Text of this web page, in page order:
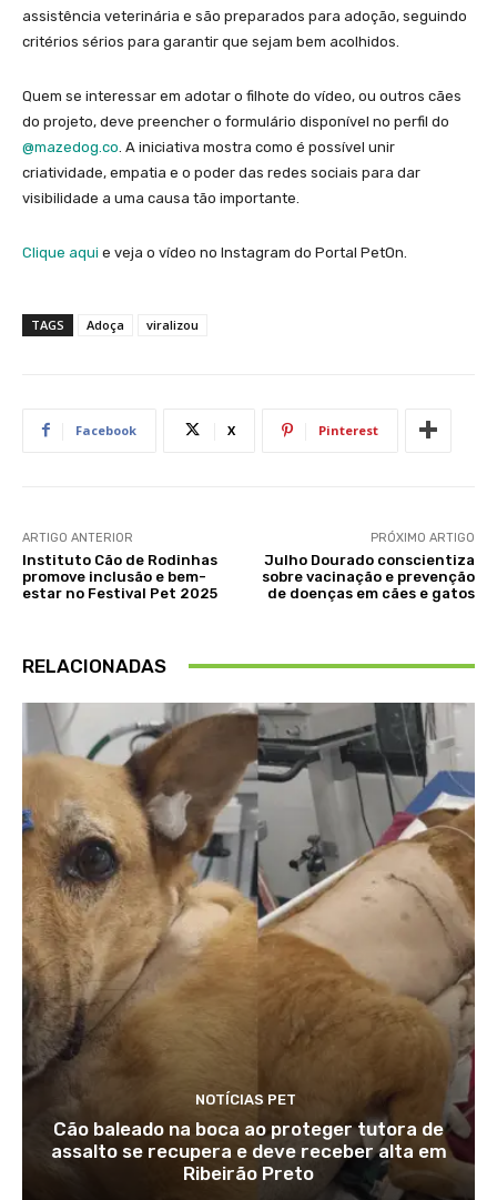
assistência veterinária e são preparados para adoção, seguindo
critérios sérios para garantir que sejam bem acolhidos.
Quem se interessar em adotar o filhote do vídeo, ou outros cães
do projeto, deve preencher o formulário disponível no perfil do
@mazedog.co . A iniciativa mostra como é possível unir
criatividade, empatia e o poder das redes sociais para dar
visibilidade a uma causa tão importante.
Clique aqui e veja o vídeo no Instagram do Portal PetOn.
TAGS Adoça viralizou
Facebook X Pinterest
ARTIGO ANTERIOR
Instituto Cão de Rodinhas
promove inclusão e bem-
estar no Festival Pet 2025
PRÓXIMO ARTIGO
Julho Dourado conscientiza
sobre vacinação e prevenção
de doenças em cães e gatos
RELACIONADAS
NOTÍCIAS PET
Cão baleado na boca ao proteger tutora de
assalto se recupera e deve receber alta em
Ribeirão Preto